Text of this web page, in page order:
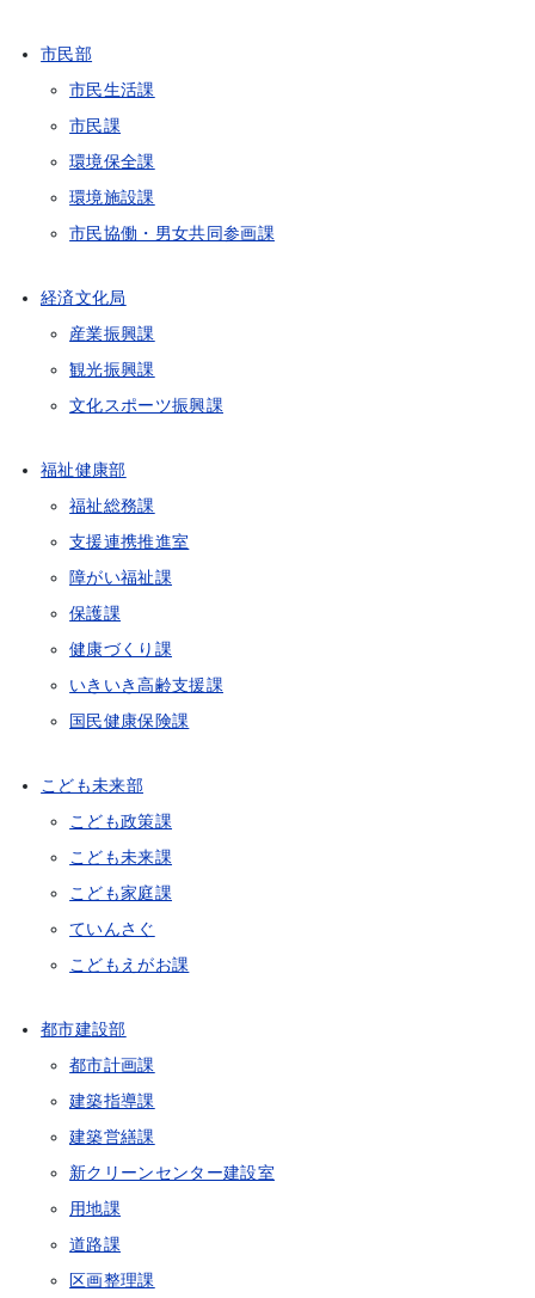
市民部
市民生活課
市民課
環境保全課
環境施設課
市民協働・男女共同参画課
経済文化局
産業振興課
観光振興課
文化スポーツ振興課
福祉健康部
福祉総務課
支援連携推進室
障がい福祉課
保護課
健康づくり課
いきいき高齢支援課
国民健康保険課
こども未来部
こども政策課
こども未来課
こども家庭課
ていんさぐ
こどもえがお課
都市建設部
都市計画課
建築指導課
建築営繕課
新クリーンセンター建設室
用地課
道路課
区画整理課